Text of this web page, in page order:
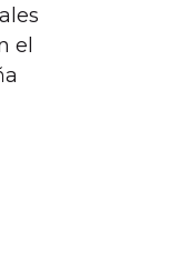
el